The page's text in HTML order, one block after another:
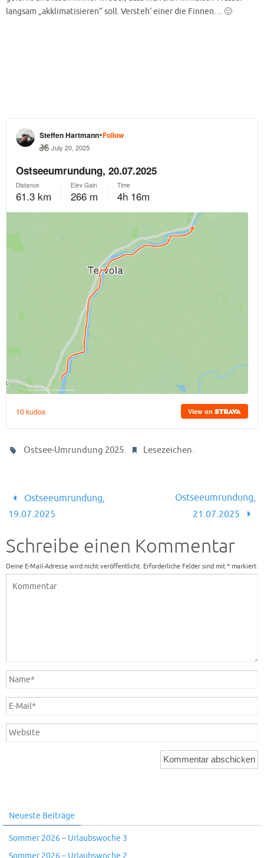
langsam „akklimatisieren“ soll. Versteh‘ einer die Finnen… 🙂
Ostsee-Umrundung 2025. Lesezeichen.
Ostseeumrundung,
19.07.2025
Ostseeumrundung,
21.07.2025
Schreibe einen Kommentar
Deine E-Mail-Adresse wird nicht veröffentlicht. Erforderliche Felder sind mit * markiert
Neueste Beiträge
Sommer 2026 – Urlaubswoche 3
Sommer 2026 – Urlaubswoche 2